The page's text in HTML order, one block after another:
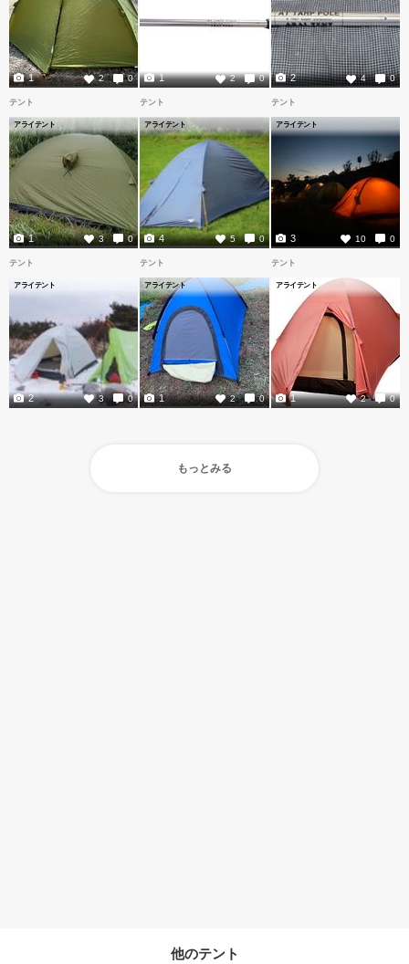
2 0
1 2 0
1 4 0
2
テント
アライテント
3 0
1
テント
アライテント
5 0
4
テント
アライテント
10 0
3
テント
アライテント
3 0
2
テント
アライテント
2 0
1
テント
アライテント
2 0
1
もっとみる
他のテント